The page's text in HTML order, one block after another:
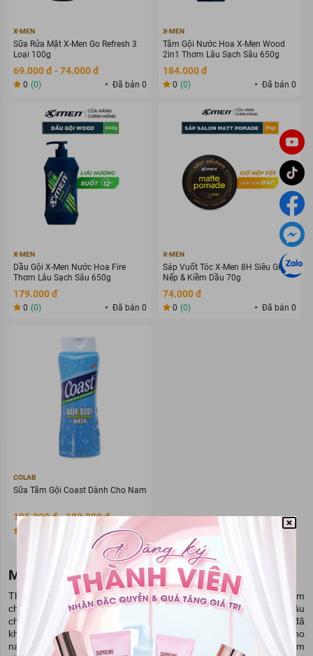
X-MEN
Sữa Rửa Mặt X-Men Go Refresh 3
Loại 100g
69.000 đ - 74.000 đ
0 (0) Đã bán 0
X-MEN
Tắm Gội Nước Hoa X-Men Wood
2in1 Thơm Lâu Sạch Sâu 650g
184.000 đ
0 (0) Đã bán 0
X-MEN
Dầu Gội X-Men Nước Hoa Fire
Thơm Lâu Sạch Sâu 650g
179.000 đ
0 (0) Đã bán 0
X-MEN
Sáp Vuốt Tóc X-Men 8H Siêu Giữ
Nếp & Kiềm Dầu 70g
74.000 đ
0 (0) Đã bán 0
COLAB
Sữa Tắm Gội Coast Dành Cho Nam
105.000 đ - 183.000 đ
Đã bán 0
Mỹ Phẩm Cho Nam
Thời gian gần đây, cánh mày râu cũng đang có xu hướng chăm
chút cho bản thân nhiều hơn, đồng thời tỉ lệ nam giới có nhu cầu
chăm sóc, nuôi dưỡng làn da ngày càng tăng. Điều này cũng đã
khiến cho rất nhiều dòng sản phẩm, mỹ phẩm dưỡng da dành cho
nam giới như:
sáp vuốt tóc nam
, sữa tắm cho nam, thực phẩm